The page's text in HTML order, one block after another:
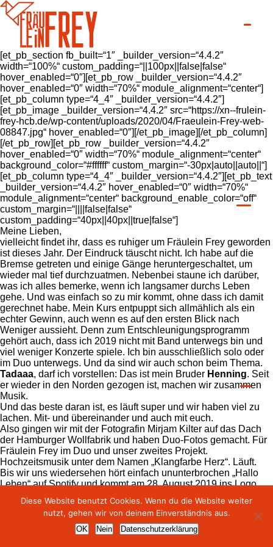
[et_pb_section fb_built=“1″ _builder_version=“4.4.2″
width=“100%“ custom_padding=“||100px||false|false“
hover_enabled=“0″][et_pb_row _builder_version=“4.4.2″
hover_enabled=“0″ width=“70%“ module_alignment=“center“]
[et_pb_column type=“4_4″ _builder_version=“4.4.2″]
[et_pb_image _builder_version=“4.4.2″ src=“https://xn--frulein-
frey-hcb.de/wp-content/uploads/2020/04/Fraeulein-Frey-web-
08847.jpg“ hover_enabled=“0″][/et_pb_image][/et_pb_column]
[/et_pb_row][et_pb_row _builder_version=“4.4.2″
hover_enabled=“0″ width=“70%“ module_alignment=“center“
background_color=“#ffffff“ custom_margin=“-30px|auto||auto||“]
[et_pb_column type=“4_4″ _builder_version=“4.4.2″][et_pb_text
_builder_version=“4.4.2″ hover_enabled=“0″ width=“70%“
module_alignment=“center“ background_enable_color=“off“
custom_margin=“||||false|false“
custom_padding=“40px||40px||true|false“]
Meine Lieben,
vielleicht findet ihr, dass es ruhiger um Fräulein Frey geworden
ist dieses Jahr. Der Eindruck täuscht nicht. Ich habe auf die
Bremse getreten und einige Gänge heruntergeschaltet, um
wieder mal tief durchzuatmen. Nebenbei staune ich darüber,
was ich alles bemerke, wenn ich langsamer durchs Leben
gehe. Und was einfach so zu mir kommt, ohne dass ich damit
gerechnet habe. Mein Kurs entpuppt sich allmählich als ein
echter Gewinn, auch wenn es auf den ersten Blick nach
Weniger aussieht. Denn zum Entschleunigungsprogramm
gehört auch, dass ich 2019 nicht mit Band unterwegs bin und
viel weniger Konzerte spiele. Ich bin ausschließlich solo oder
im Duo unterwegs. Und da sind wir auch schon beim Thema.
Tadaaa, darf ich vorstellen: Das ist mein Bruder Henning. Seit
er wieder in den Norden gezogen ist, machen wir zusammen
Musik.
Und das beste daran ist, es läuft super und wir haben viel zu
lachen. Mit- und übereinander und auch mit euch.
Also gingen wir mit der Fotografin Mirjam Kilter auf das Dach
der Hamburger Wollfabrik und haben Duo-Fotos gemacht. Für
Fräulein Frey im Duo und unser zweites Projekt.
Hochzeitsmusik unter dem Namen „Klangfarbe Herz“. Läuft.
Bis wir uns wiedersehen hört einfach ununterbrochen „Hallo
Leben“ auf Spotify und kommt am 28. August 2019 ins Logo
Bis bald!
Euer Fräulein Frey
[/et_pb_text][/et_pb_column][/et_pb_row][/et_pb_section]
pressekontakt datenschutzimpressum
© fräulein frey | alle rechte vorbehalten
Diese Website benutzt Cookies. Wenn du die Website weiter
nutzt, gehen wir von deinem Einverständnis aus.
OK Nein Datenschutzerklärung